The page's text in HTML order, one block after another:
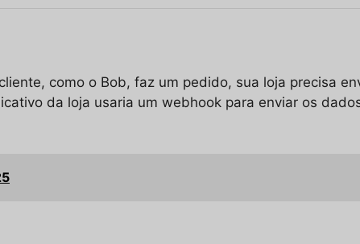
como o Bob, faz um pedido, sua loja precisa
da loja usaria um webhook para enviar os